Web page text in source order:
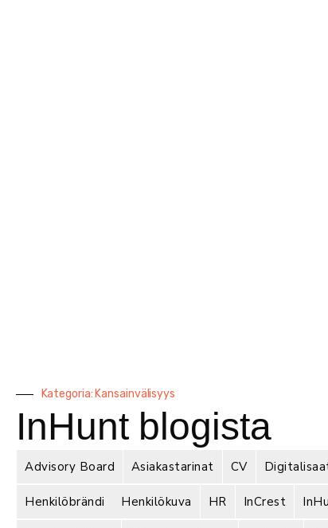
Kategoria: Kansainvälisyys
InHunt blogista
Advisory Board Asiakastarinat CV
Henkilöbrändi Henkilökuva HR InCrest